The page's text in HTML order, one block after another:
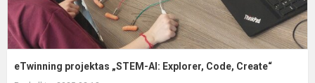
eTwinning projektas „STEM-AI: Explorer, Code, Create“